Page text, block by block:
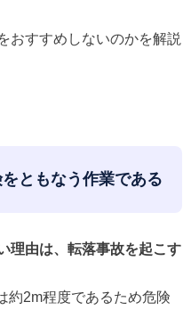
おすすめしないのかを解説
ともなう作業である
理由は、転落事故を起こす
約2m程度であるため危険